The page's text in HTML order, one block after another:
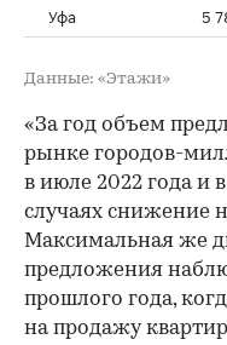
Уфа
5
Данные: «Этажи»
«За год объем
рынке городов-
в июле 2022 года и
случаях снижение
Максимальная же
предложения
прошлого года,
на продажу